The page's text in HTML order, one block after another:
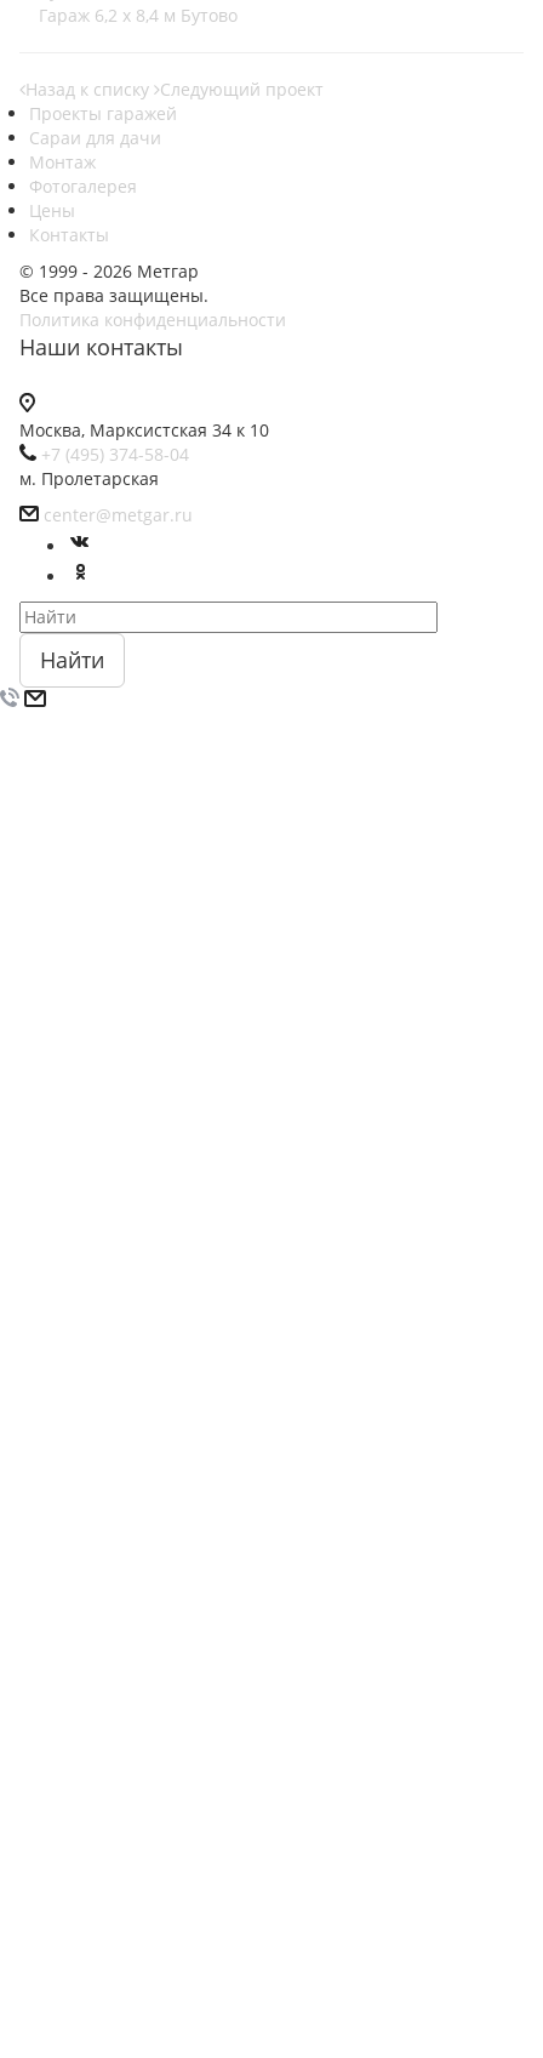
Гараж 6,2 х 8,4 м Бутово
Назад к списку Следующий проект
Проекты гаражей
Сараи для дачи
Монтаж
Фотогалерея
Цены
Контакты
© 1999 - 2026 Метгар
Все права защищены.
Политика конфиденциальности
Наши контакты
Москва, Марксистская 34 к 10
+7 (495) 374-58-04
м. Пролетарская
center@metgar.ru
Найти